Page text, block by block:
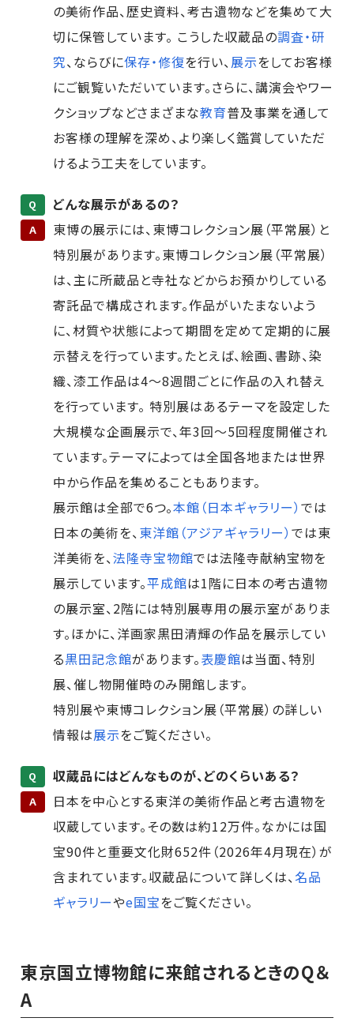
の美術作品、歴史資料、考古遺物などを集めて大
切に保管しています。 こうした収蔵品の調査・研
究、ならびに保存・修復を行い、 展示をしてお客様
にご観覧いただいています。さらに、講演会やワー
クショップなどさまざまな教育普及事業を通して
お客様の理解を深め、より楽しく鑑賞していただ
けるよう工夫をしています。
Q どんな展示があるの？
A
東博の展示には、東博コレクション展（平常展）と
特別展があります。東博コレクション展（平常展）
は、主に所蔵品と寺社などからお預かりしている
寄託品で構成されます。作品がいたまないよう
に、材質や状態によって期間を定めて定期的に展
示替えを行っています。たとえば、絵画、書跡、染
織、漆工作品は4～8週間ごとに作品の入れ替え
を行っています。 特別展はあるテーマを設定した
大規模な企画展示で、年3回～5回程度開催され
ています。テーマによっては全国各地または世界
中から作品を集めることもあります。
展示館は全部で6つ。本館（日本ギャラリー） では
日本の美術を、 東洋館（アジアギャラリー） では東
洋美術を、法隆寺宝物館では法隆寺献納宝物を
展示しています。平成館は1階に日本の考古遺物
の展示室、2階には特別展専用の展示室がありま
す。ほかに、洋画家黒田清輝の作品を展示してい
る黒田記念館があります。表慶館は当面、特別
展、催し物開催時のみ開館します。
特別展や東博コレクション展（平常展）の詳しい
情報は展示をご覧ください。
Q 収蔵品にはどんなものが、どのくらいある？
A
日本を中心とする東洋の美術作品と考古遺物を
収蔵しています。その数は約12万件。なかには国
宝90件と重要文化財652件（2026年4月現在）が
含まれています。収蔵品について詳しくは、 名品
ギャラリーやe国宝をご覧ください。
東京国立博物館に来館されるときのQ＆
A